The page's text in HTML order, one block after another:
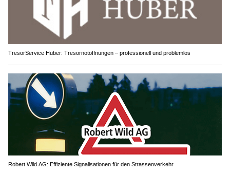
TresorService Huber: Tresornotöffnungen – professionell und problemlos
Robert Wild AG: Effiziente Signalisationen für den Strassenverkehr